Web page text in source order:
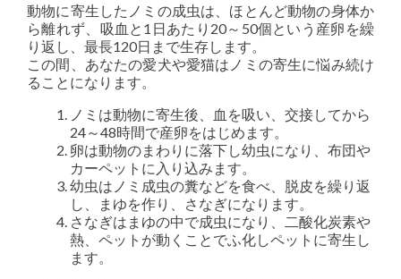
動物に寄生したノミの成虫は、ほとんど動物の身体か
ら離れず、吸血と1日あたり20～50個という産卵を繰
り返し、最長120日まで生存します。
この間、あなたの愛犬や愛猫はノミの寄生に悩み続け
ることになります。
ノミは動物に寄生後、血を吸い、交接してから
24～48時間で産卵をはじめます。
卵は動物のまわりに落下し幼虫になり、布団や
カーペットに入り込みます。
幼虫はノミ成虫の糞などを食べ、脱皮を繰り返
し、まゆを作り、さなぎになります。
さなぎはまゆの中で成虫になり、二酸化炭素や
熱、ペットが動くことでふ化しペットに寄生し
ます。